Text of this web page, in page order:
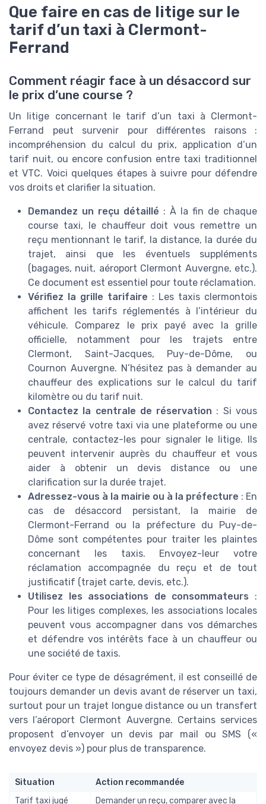
Que faire en cas de litige sur le
tarif d’un taxi à Clermont-
Ferrand
Comment réagir face à un désaccord sur
le prix d’une course ?
Un litige concernant le tarif d’un taxi à Clermont-
Ferrand peut survenir pour différentes raisons :
incompréhension du calcul du prix, application d’un
tarif nuit, ou encore confusion entre taxi traditionnel
et VTC. Voici quelques étapes à suivre pour défendre
vos droits et clarifier la situation.
Demandez un reçu détaillé : À la fin de chaque
course taxi, le chauffeur doit vous remettre un
reçu mentionnant le tarif, la distance, la durée du
trajet, ainsi que les éventuels suppléments
(bagages, nuit, aéroport Clermont Auvergne, etc.).
Ce document est essentiel pour toute réclamation.
Vérifiez la grille tarifaire : Les taxis clermontois
affichent les tarifs réglementés à l’intérieur du
véhicule. Comparez le prix payé avec la grille
officielle, notamment pour les trajets entre
Clermont, Saint-Jacques, Puy-de-Dôme, ou
Cournon Auvergne. N’hésitez pas à demander au
chauffeur des explications sur le calcul du tarif
kilomètre ou du tarif nuit.
Contactez la centrale de réservation : Si vous
avez réservé votre taxi via une plateforme ou une
centrale, contactez-les pour signaler le litige. Ils
peuvent intervenir auprès du chauffeur et vous
aider à obtenir un devis distance ou une
clarification sur la durée trajet.
Adressez-vous à la mairie ou à la préfecture : En
cas de désaccord persistant, la mairie de
Clermont-Ferrand ou la préfecture du Puy-de-
Dôme sont compétentes pour traiter les plaintes
concernant les taxis. Envoyez-leur votre
réclamation accompagnée du reçu et de tout
justificatif (trajet carte, devis, etc.).
Utilisez les associations de consommateurs :
Pour les litiges complexes, les associations locales
peuvent vous accompagner dans vos démarches
et défendre vos intérêts face à un chauffeur ou
une société de taxis.
Pour éviter ce type de désagrément, il est conseillé de
toujours demander un devis avant de réserver un taxi,
surtout pour un trajet longue distance ou un transfert
vers l’aéroport Clermont Auvergne. Certains services
proposent d’envoyer un devis par mail ou SMS («
envoyez devis ») pour plus de transparence.
Situation
Action recommandée
Tarif taxi jugé
Demander un reçu, comparer avec la